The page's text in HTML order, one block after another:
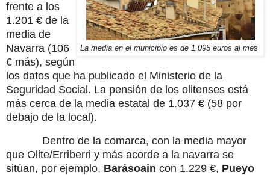
La media en el municipio es de 1.095 euros al mes
frente a los
1.201 € de la
media de
Navarra (106
€ más), según
los datos que ha publicado el Ministerio de la
Seguridad Social. La pensión de los olitenses está
más cerca de la media estatal de 1.037 € (58 por
debajo de la local).
Dentro de la comarca, con la media mayor
que Olite/Erriberri y más acorde a la navarra se
sitúan, por ejemplo, Barásoain con 1.229 €, Pueyo